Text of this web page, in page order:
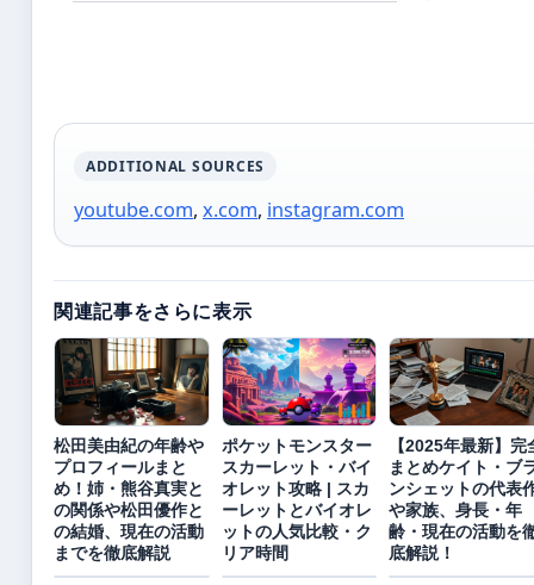
ADDITIONAL SOURCES
youtube.com, x.com, instagram.com
関連記事をさらに表示
松田美由紀の年齢や
プロフィールまと
め！姉・熊谷真実と
の関係や松田優作と
の結婚、現在の活動
までを徹底解説
ポケットモンスター
スカーレット・バイ
オレット攻略 | スカ
ーレットとバイオレ
ットの人気比較・ク
リア時間
【2025年最新】完
まとめケイト・ブ
ンシェットの代表
や家族、身長・年
齢・現在の活動を
底解説！